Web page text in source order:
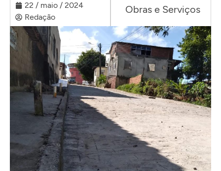
22 / maio / 2024
Redação
Obras e Serviços